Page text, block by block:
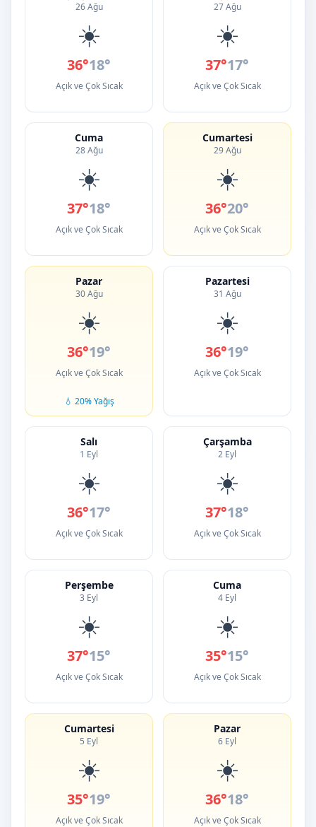
26 Ağu
☀️
36°18°
Açık ve Çok Sıcak
27 Ağu
☀️
37°17°
Açık ve Çok Sıcak
Cuma
28 Ağu
☀️
37°18°
Açık ve Çok Sıcak
Cumartesi
29 Ağu
☀️
36°20°
Açık ve Çok Sıcak
Pazar
30 Ağu
☀️
36°19°
Açık ve Çok Sıcak
💧 20% Yağış
Pazartesi
31 Ağu
☀️
36°19°
Açık ve Çok Sıcak
Salı
1 Eyl
☀️
36°17°
Açık ve Çok Sıcak
Çarşamba
2 Eyl
☀️
37°18°
Açık ve Çok Sıcak
Perşembe
3 Eyl
☀️
37°15°
Açık ve Çok Sıcak
Cuma
4 Eyl
☀️
35°15°
Açık ve Çok Sıcak
Cumartesi
5 Eyl
☀️
35°19°
Açık ve Çok Sıcak
Pazar
6 Eyl
☀️
36°18°
Açık ve Çok Sıcak